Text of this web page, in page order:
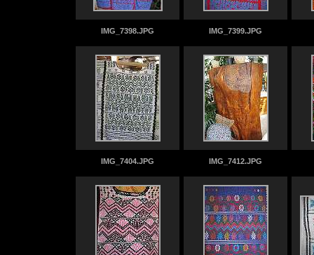
IMG_7398.JPG IMG_7399.JPG
IMG_7404.JPG IMG_7412.JPG